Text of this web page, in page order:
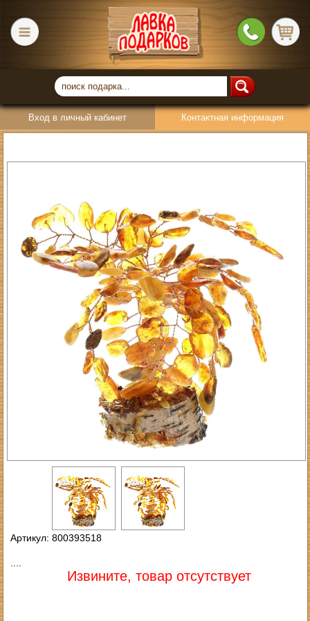
Вход в личный кабинет Контактная информация
Артикул: 800393518
Извините, товар отсутствует